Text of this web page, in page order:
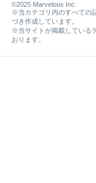
©2025 Marvelous Inc.
※当カテゴリ内のすべての
づき作成しています。
※当サイトが掲載している
おります。